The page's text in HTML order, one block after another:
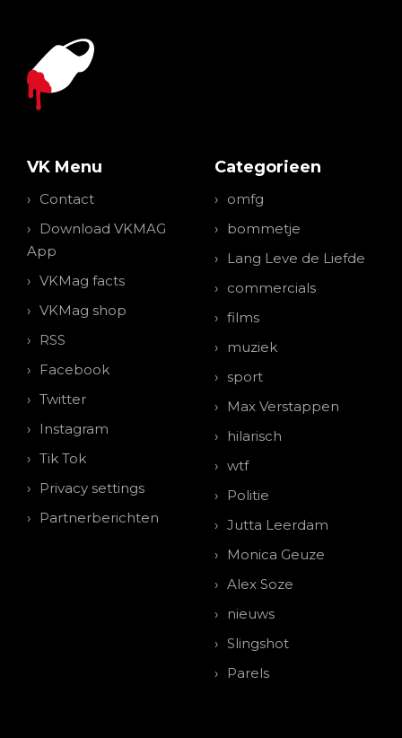
VK Menu
Contact
Download VKMAG
App
VKMag facts
VKMag shop
RSS
Facebook
Twitter
Instagram
Tik Tok
Privacy settings
Partnerberichten
Categorieen
omfg
bommetje
Lang Leve de Liefde
commercials
films
muziek
sport
Max Verstappen
hilarisch
wtf
Politie
Jutta Leerdam
Monica Geuze
Alex Soze
nieuws
Slingshot
Parels